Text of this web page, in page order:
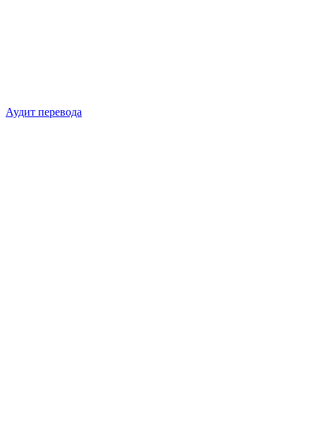
Аудит перевода